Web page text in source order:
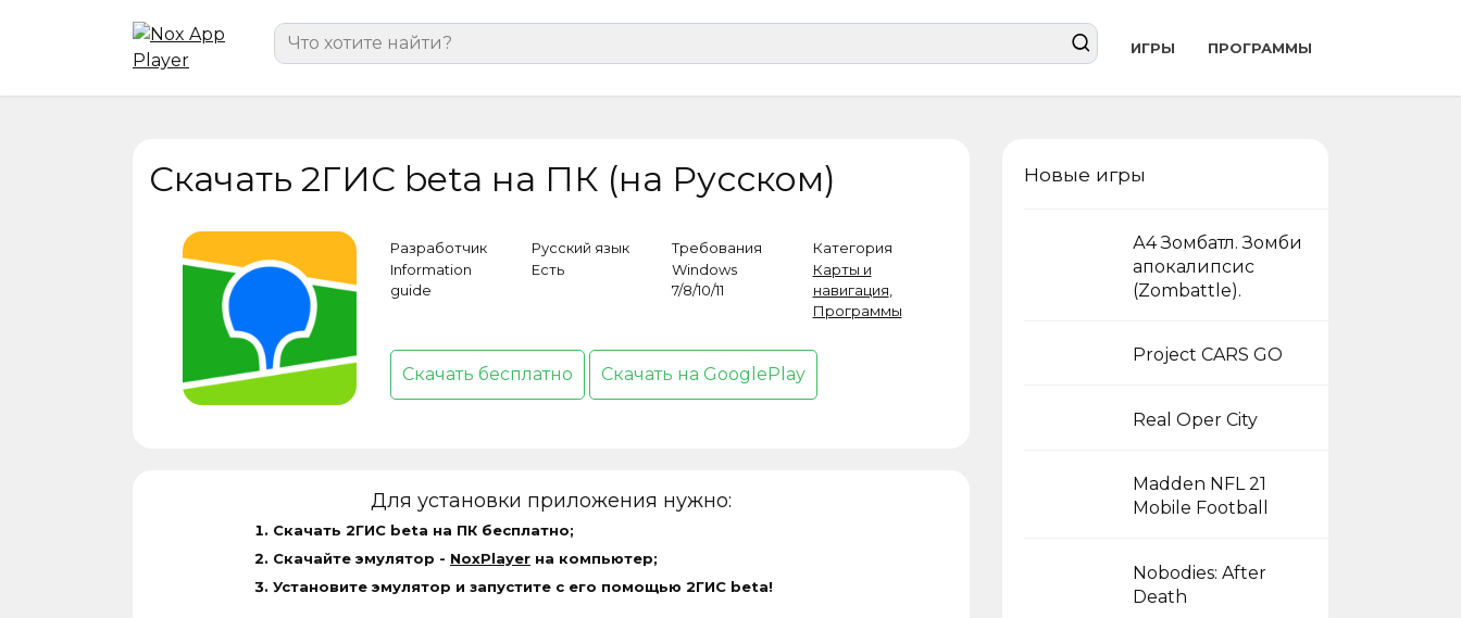
Search
for:
ИГРЫ ПРОГРАММЫ
Скачать 2ГИС beta на ПК (на Русском)
Разработчик
Information
guide
Русский язык
Есть
Требования
Windows
7/8/10/11
Категория
Карты и
навигация
Программы
Скачать бесплатно Скачать на GooglePlay
Для установки приложения нужно:
Скачать 2ГИС beta на ПК бесплатно;
Скачайте эмулятор - NoxPlayer на компьютер;
Установите эмулятор и запустите с его помощью 2ГИС beta!
Новые игры
А4 Зомбатл. Зомби
апокалипсис
(Zombattle).
Project CARS GO
Real Oper City
Madden NFL 21
Mobile Football
Nobodies: After
Death